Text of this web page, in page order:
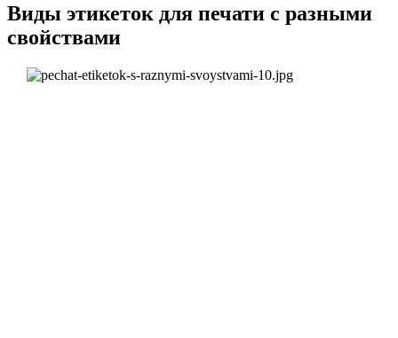
Виды этикеток для печати с разными
свойствами